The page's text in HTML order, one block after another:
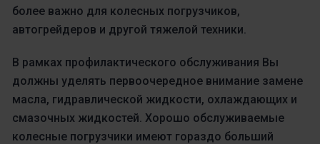
более важно для колесных погрузчиков,
автогрейдеров и другой тяжелой техники.
В рамках профилактического обслуживания Вы
должны уделять первоочередное внимание замене
масла, гидравлической жидкости, охлаждающих и
смазочных жидкостей. Хорошо обслуживаемые
колесные погрузчики имеют гораздо больший